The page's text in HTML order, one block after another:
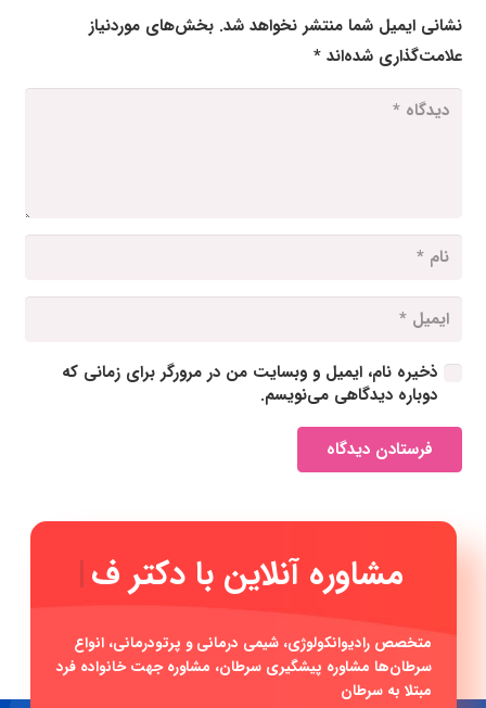
نشانی ایمیل شما منتشر نخواهد شد. بخش‌های موردنیاز
علامت‌گذاری شده‌اند*
ذخیره نام، ایمیل و وبسایت من در مرورگر برای زمانی که
دوباره دیدگاهی می‌نویسم.
فرستادن دیدگاه
مشاوره آنل|
متخصص رادیوانکولوژی، شیمی درمانی و پرتودرمانی، انواع
سرطان‌ها مشاوره پیشگیری سرطان، مشاوره جهت خانواده فرد
مبتلا به سرطان